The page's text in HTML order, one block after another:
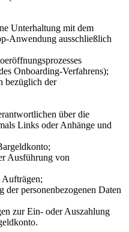
Unterhaltung mit dem
Anwendung ausschließlich
Onboarding-Verfahrens);
bezüglich der
über die
Links oder Anhänge und
Ausführung von
personenbezogenen Daten
zur Ein- oder Auszahlung